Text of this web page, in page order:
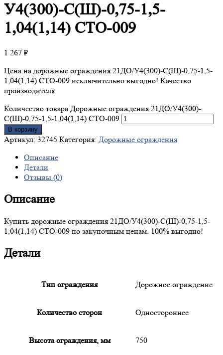
У4(300)-С(Ш)-0,75-1,5-
1,04(1,14) СТО-009
1 267 ₽
Цена на дорожные ограждения 21ДО/У4(300)-С(Ш)-0,75-1,5-
1,04(1,14) СТО-009 исключительно выгодно! Качество
производителя
Количество товара Дорожные ограждения 21ДО/У4(300)-
С(Ш)-0,75-1,5-1,04(1,14) СТО-009
В корзину
Артикул: 32745 Категория: Дорожные ограждения
Описание
Детали
Отзывы (0)
Описание
Купить дорожные ограждения 21ДО/У4(300)-С(Ш)-0,75-1,5-
1,04(1,14) СТО-009 по закупочным ценам. 100% выгодно!
Детали
Тип ограждения Дорожное ограждение
Количество сторон Одностороннее
Высота ограждения, мм 750